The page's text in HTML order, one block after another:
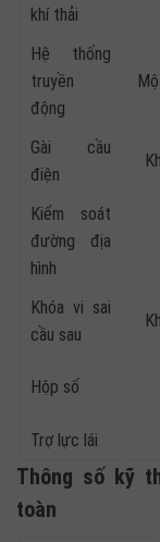
khí thải
Hệ thống
truyền
động
Gài cầu
điện
Kiểm soát
đường địa
hình
Khóa vi sai
cầu sau
Hộp số
Trợ lực lái
Thông số kỹ
toàn